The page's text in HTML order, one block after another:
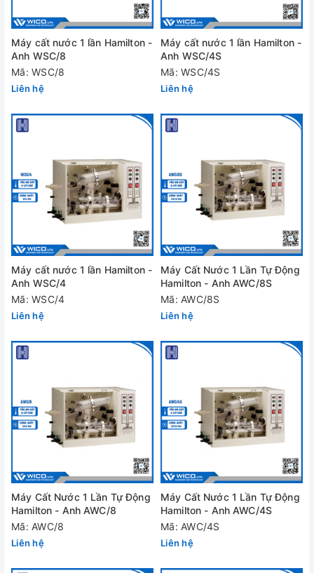
Máy cất nước 1 lần Hamilton -
Anh WSC/8
Mã: WSC/8
Liên hệ
Máy cất nước 1 lần Hamilton -
Anh WSC/4S
Mã: WSC/4S
Liên hệ
Máy cất nước 1 lần Hamilton -
Anh WSC/4
Mã: WSC/4
Liên hệ
Máy Cất Nước 1 Lần Tự Động
Hamilton - Anh AWC/8S
Mã: AWC/8S
Liên hệ
Máy Cất Nước 1 Lần Tự Động
Hamilton - Anh AWC/8
Mã: AWC/8
Liên hệ
Máy Cất Nước 1 Lần Tự Động
Hamilton - Anh AWC/4S
Mã: AWC/4S
Liên hệ